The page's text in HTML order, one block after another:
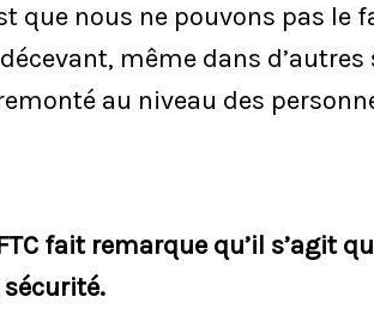
que nous ne pouvons pas le
décevant, même dans
au niveau des
fait remarque qu’il s’agit